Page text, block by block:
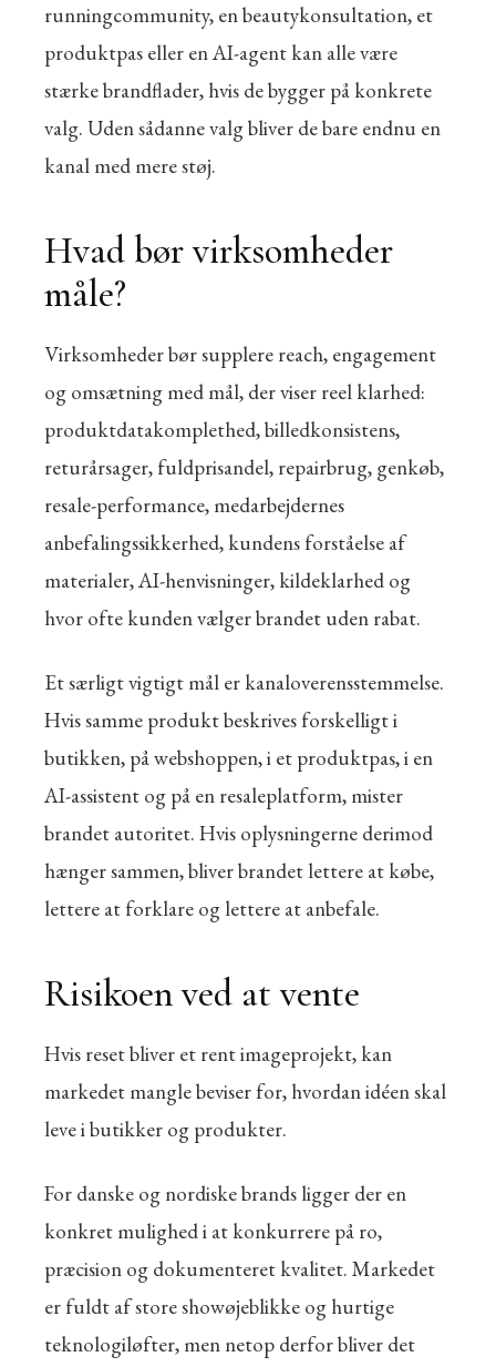
runningcommunity, en beautykonsultation, et
produktpas eller en AI-agent kan alle være
stærke brandflader, hvis de bygger på konkrete
valg. Uden sådanne valg bliver de bare endnu en
kanal med mere støj.
Hvad bør virksomheder
måle?
Virksomheder bør supplere reach, engagement
og omsætning med mål, der viser reel klarhed:
produktdatakomplethed, billedkonsistens,
returårsager, fuldprisandel, repairbrug, genkøb,
resale-performance, medarbejdernes
anbefalingssikkerhed, kundens forståelse af
materialer, AI-henvisninger, kildeklarhed og
hvor ofte kunden vælger brandet uden rabat.
Et særligt vigtigt mål er kanaloverensstemmelse.
Hvis samme produkt beskrives forskelligt i
butikken, på webshoppen, i et produktpas, i en
AI-assistent og på en resaleplatform, mister
brandet autoritet. Hvis oplysningerne derimod
hænger sammen, bliver brandet lettere at købe,
lettere at forklare og lettere at anbefale.
Risikoen ved at vente
Hvis reset bliver et rent imageprojekt, kan
markedet mangle beviser for, hvordan idéen skal
leve i butikker og produkter.
For danske og nordiske brands ligger der en
konkret mulighed i at konkurrere på ro,
præcision og dokumenteret kvalitet. Markedet
er fuldt af store showøjeblikke og hurtige
teknologiløfter, men netop derfor bliver det